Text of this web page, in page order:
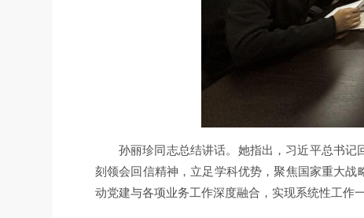
孙丽珍同志总结讲话。她指出，习近平总书记
刻领会回信精神，立足学科优势，聚焦国家重大战
动党建与各项业务工作深度融合，实现系统性工作